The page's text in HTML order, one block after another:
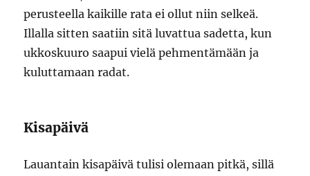
perusteella kaikille rata ei ollut niin selkeä.
Illalla sitten saatiin sitä luvattua sadetta, kun
ukkoskuuro saapui vielä pehmentämään ja
kuluttamaan radat.
Kisapäivä
Lauantain kisapäivä tulisi olemaan pitkä, sillä